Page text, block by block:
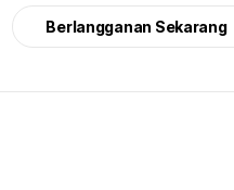
Berlangganan Sekarang